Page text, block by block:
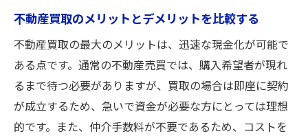
の注意点
契約前に確認すべき法律と手続き
手続きの流れを理解しトラブルを防ぐ
トラブルを避けるための文書管理
専門家のアドバイスを受けることの重要性
不動産買取のメリットとデメリットを比較する
不動産買取の最大のメリットは、迅速な現金化が可能で
ある点です。通常の不動産売買では、購入希望者が現れ
るまで待つ必要がありますが、買取の場合は即座に契約
が成立するため、急いで資金が必要な方にとっては理想
的です。また、仲介手数料が不要であるため、コストを